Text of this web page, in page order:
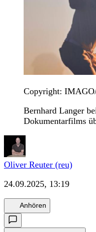
Copyright:
Bernhard Langer
Dokumentarfilms
Oliver Reuter (reu)
24.09.2025, 13:19
Anhören